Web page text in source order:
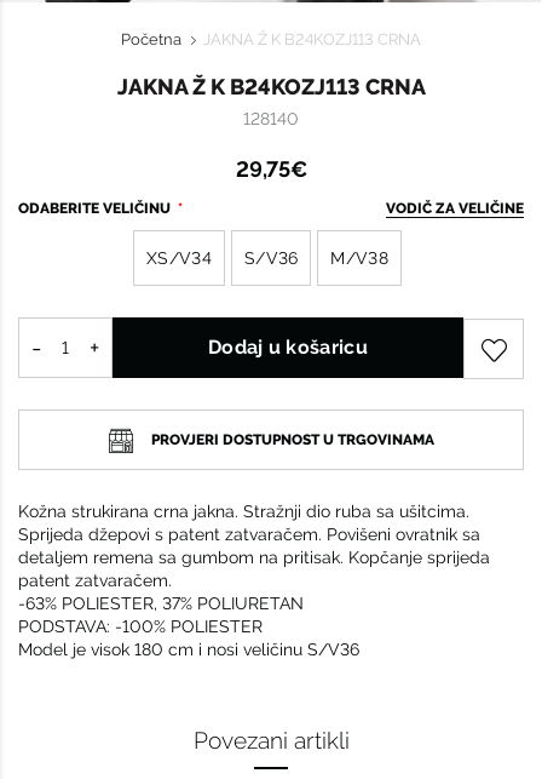
Početna JAKNA Ž K B24KOZJ113 CRNA
JAKNA Ž K B24KOZJ113 CRNA
128140
29,75€
ODABERITE VELIČINU VODIČ ZA VELIČINE
XS/V34 S/V36 M/V38
Dodaj u košaricu
PROVJERI DOSTUPNOST U TRGOVINAMA
Kožna strukirana crna jakna. Stražnji dio ruba sa ušitcima.
Sprijeda džepovi s patent zatvaračem. Povišeni ovratnik sa
detaljem remena sa gumbom na pritisak. Kopčanje sprijeda
patent zatvaračem.
-63% POLIESTER, 37% POLIURETAN
PODSTAVA: -100% POLIESTER
Model je visok 180 cm i nosi veličinu S/V36
Povezani artikli